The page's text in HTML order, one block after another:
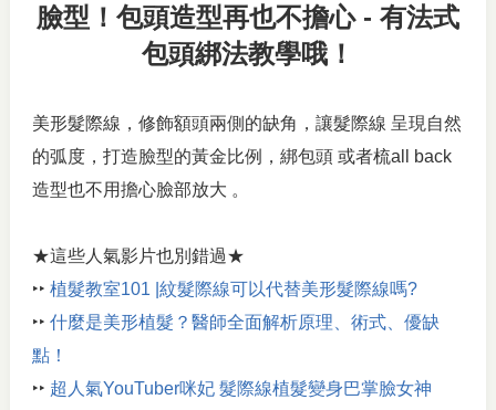
臉型！包頭造型再也不擔心 - 有法式
包頭綁法教學哦！
美形髮際線，修飾額頭兩側的缺角，讓髮際線 呈現自然
的弧度，打造臉型的黃金比例，綁包頭 或者梳all back
造型也不用擔心臉部放大 。
★這些人氣影片也別錯過★
‣‣ 植髮教室101 |紋髮際線可以代替美形髮際線嗎?
‣‣ 什麼是美形植髮？醫師全面解析原理、術式、優缺
點！
‣‣ 超人氣YouTuber咪妃 髮際線植髮變身巴掌臉女神